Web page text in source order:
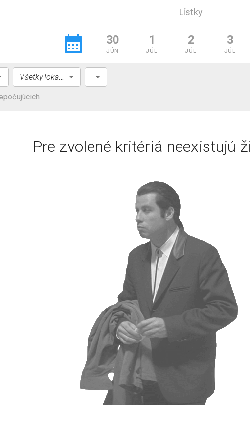
Lístky
30
JÚN
1
JÚL
2
JÚL
3
JÚL
Všetky lokality
Pre zvolené kritériá neexistujú